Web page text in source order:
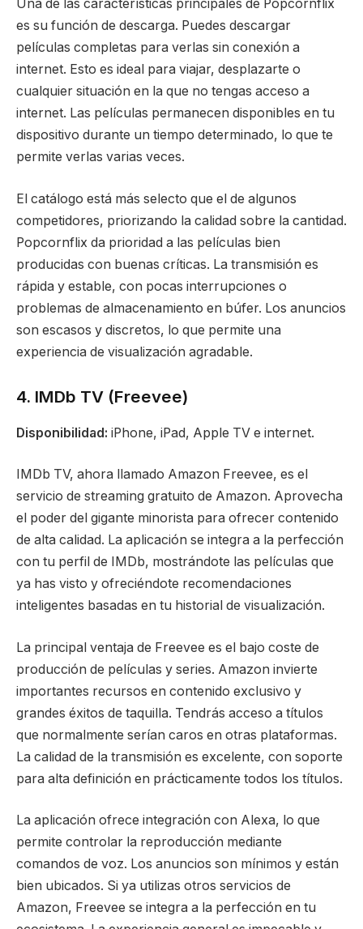
Una de las características principales de Popcornflix
es su función de descarga. Puedes descargar
películas completas para verlas sin conexión a
internet. Esto es ideal para viajar, desplazarte o
cualquier situación en la que no tengas acceso a
internet. Las películas permanecen disponibles en tu
dispositivo durante un tiempo determinado, lo que te
permite verlas varias veces.
El catálogo está más selecto que el de algunos
competidores, priorizando la calidad sobre la cantidad.
Popcornflix da prioridad a las películas bien
producidas con buenas críticas. La transmisión es
rápida y estable, con pocas interrupciones o
problemas de almacenamiento en búfer. Los anuncios
son escasos y discretos, lo que permite una
experiencia de visualización agradable.
4. IMDb TV (Freevee)
Disponibilidad: iPhone, iPad, Apple TV e internet.
IMDb TV, ahora llamado Amazon Freevee, es el
servicio de streaming gratuito de Amazon. Aprovecha
el poder del gigante minorista para ofrecer contenido
de alta calidad. La aplicación se integra a la perfección
con tu perfil de IMDb, mostrándote las películas que
ya has visto y ofreciéndote recomendaciones
inteligentes basadas en tu historial de visualización.
La principal ventaja de Freevee es el bajo coste de
producción de películas y series. Amazon invierte
importantes recursos en contenido exclusivo y
grandes éxitos de taquilla. Tendrás acceso a títulos
que normalmente serían caros en otras plataformas.
La calidad de la transmisión es excelente, con soporte
para alta definición en prácticamente todos los títulos.
La aplicación ofrece integración con Alexa, lo que
permite controlar la reproducción mediante
comandos de voz. Los anuncios son mínimos y están
bien ubicados. Si ya utilizas otros servicios de
Amazon, Freevee se integra a la perfección en tu